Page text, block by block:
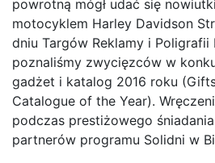
powrotną mógł udać się
motocyklem Harley Davidson
dniu Targów Reklamy i Poligrafii
poznaliśmy zwycięzców w
gadżet i katalog 2016 roku
Catalogue of the Year).
podczas prestiżowego
partnerów programu Solidni w